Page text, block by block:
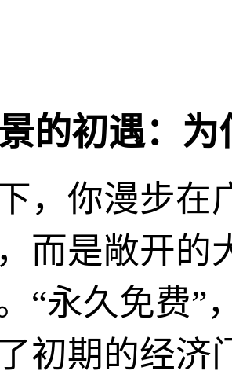
的初遇：
，你漫步在
而是敞开的
“永久免费”
初期的经济